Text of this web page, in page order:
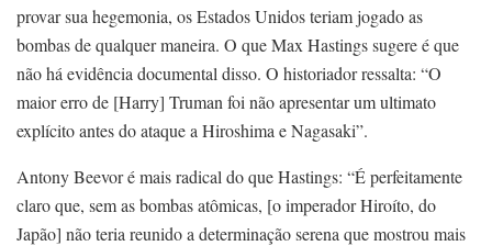
provar sua hegemonia, os Estados Unidos teriam jogado as
bombas de qualquer maneira. O que Max Hastings sugere é que
não há evidência documental disso. O historiador ressalta: “O
maior erro de [Harry] Truman foi não apresentar um ultimato
explícito antes do ataque a Hiroshima e Nagasaki”.
Antony Beevor é mais radical do que Hastings: “É perfeitamente
claro que, sem as bombas atômicas, [o imperador Hiroíto, do
Japão] não teria reunido a determinação serena que mostrou mais